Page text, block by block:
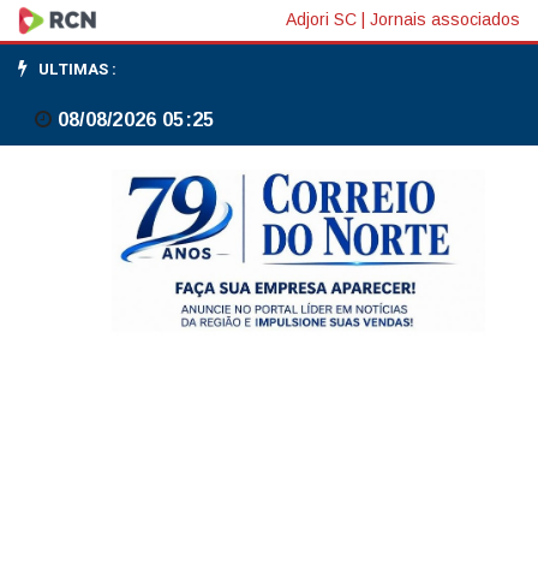
Venda
de
veículos
Adjori SC Jornais associados
ULTIMAS :
08/08/2026 05:25